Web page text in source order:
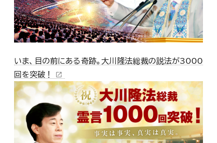
いま、目の前にある奇跡。大川隆法総裁の説法が3000
回を突破！
open_in_new